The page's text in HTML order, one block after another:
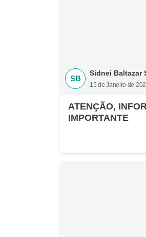
SB
Sidnei Baltazar
15 de Janeiro de
ATENÇÃO,
IMPORTANTE